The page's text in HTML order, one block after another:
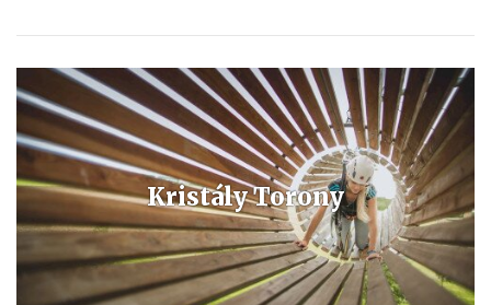
Kristály Torony